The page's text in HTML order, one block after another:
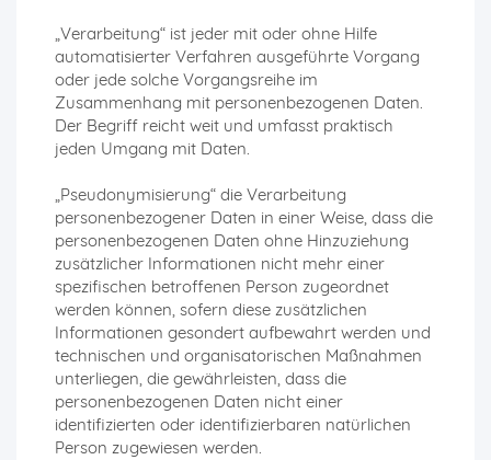
„Verarbeitung“ ist jeder mit oder ohne Hilfe
automatisierter Verfahren ausgeführte Vorgang
oder jede solche Vorgangsreihe im
Zusammenhang mit personenbezogenen Daten.
Der Begriff reicht weit und umfasst praktisch
jeden Umgang mit Daten.
„Pseudonymisierung“ die Verarbeitung
personenbezogener Daten in einer Weise, dass die
personenbezogenen Daten ohne Hinzuziehung
zusätzlicher Informationen nicht mehr einer
spezifischen betroffenen Person zugeordnet
werden können, sofern diese zusätzlichen
Informationen gesondert aufbewahrt werden und
technischen und organisatorischen Maßnahmen
unterliegen, die gewährleisten, dass die
personenbezogenen Daten nicht einer
identifizierten oder identifizierbaren natürlichen
Person zugewiesen werden.